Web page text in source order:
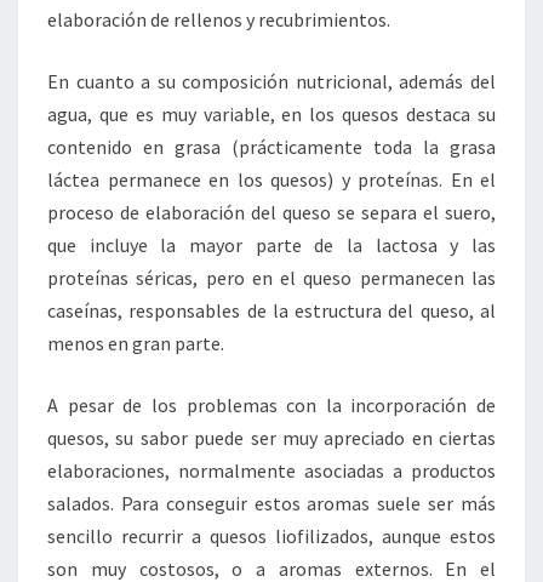
elaboración de rellenos y recubrimientos.
En cuanto a su composición nutricional, además del
agua, que es muy variable, en los quesos destaca su
contenido en grasa (prácticamente toda la grasa
láctea permanece en los quesos) y proteínas. En el
proceso de elaboración del queso se separa el suero,
que incluye la mayor parte de la lactosa y las
proteínas séricas, pero en el queso permanecen las
caseínas, responsables de la estructura del queso, al
menos en gran parte.
A pesar de los problemas con la incorporación de
quesos, su sabor puede ser muy apreciado en ciertas
elaboraciones, normalmente asociadas a productos
salados. Para conseguir estos aromas suele ser más
sencillo recurrir a quesos liofilizados, aunque estos
son muy costosos, o a aromas externos. En el